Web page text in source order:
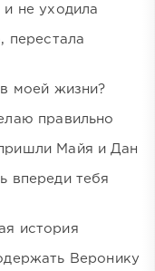
не уходила
перестала
моей жизни?
правильно
Майя и Дан
впереди тебя
история
Веронику